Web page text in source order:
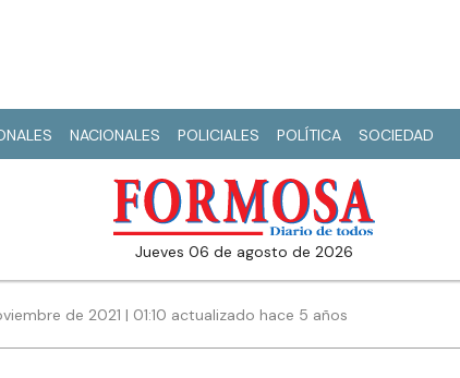
NACIONALES POLICIALES POLÍTICA SOCIEDAD
jueves 06 de agosto de 2026
de 2021 | 01:10 actualizado hace 5 años